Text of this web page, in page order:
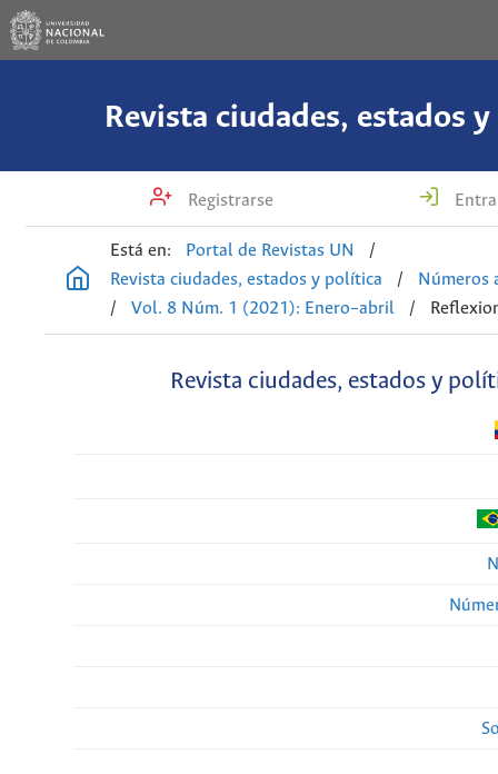
Revista ciudades, estados
Registrarse
Está en: Portal de Revistas UN
/
Revista ciudades, estados y política
/
Números
/
Vol. 8 Núm. 1 (2021): Enero–abril /
Revista ciudades, estados y